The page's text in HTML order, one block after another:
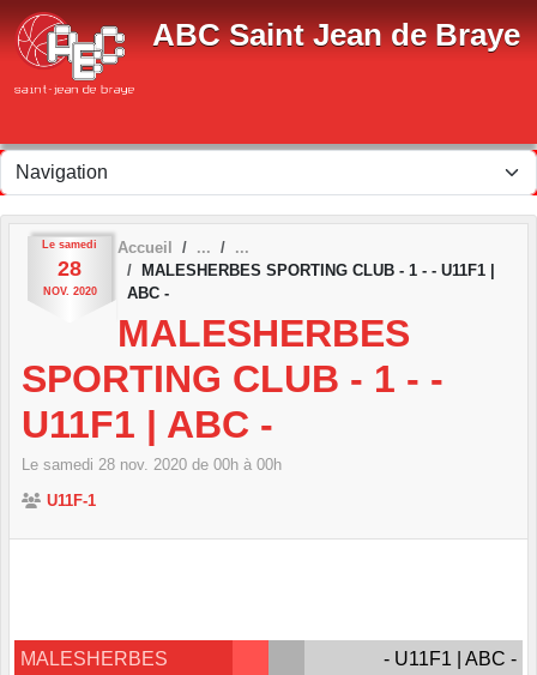
ABC Saint Jean de Braye
Le samedi
28
NOV. 2020
Accueil
MALESHERBES SPORTING CLUB - 1 - - U11F1 |
ABC -
MALESHERBES
SPORTING CLUB - 1 - -
U11F1 | ABC -
Le samedi 28 nov. 2020 de 00h à 00h
U11F-1
MALESHERBES
- U11F1 | ABC -
Panneau de gestion des cookies